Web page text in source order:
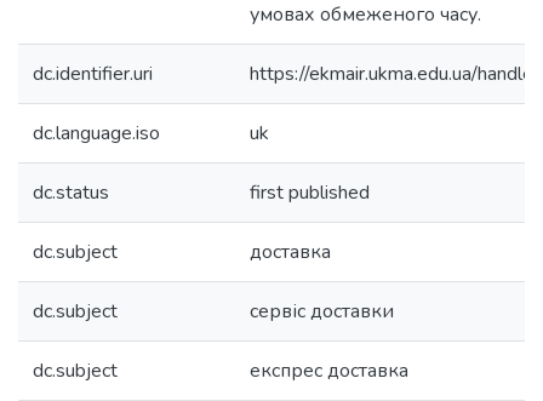
умовах обмеженого часу.
dc.identifier.uri https://ekmair.ukma.edu.ua/
dc.language.iso uk
dc.status first published
dc.subject доставка
dc.subject сервіс доставки
dc.subject експрес доставка